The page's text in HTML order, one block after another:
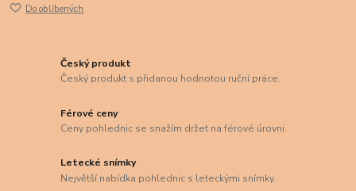
Do oblíbených
Český produkt
Český produkt s přidanou hodnotou ruční práce.
Férové ceny
Ceny pohlednic se snažím držet na férové úrovni.
Letecké snímky
Největší nabídka pohlednic s leteckými snímky.